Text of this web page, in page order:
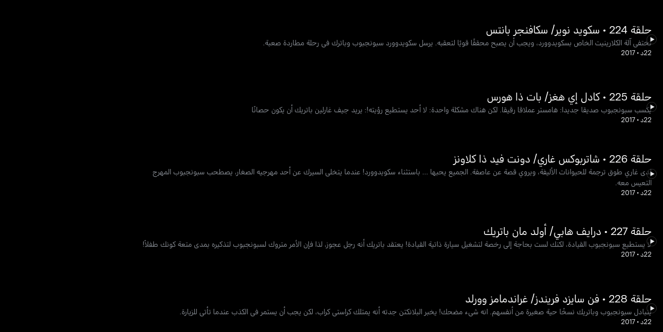
حلقة 224 • سكويد نوير/ سكافنجر بانتس
تختفي آلة الكلارينيت الخاص بسكويدوورد، ويجب أن يصبح محققًا قويًا لتعقبه. يرسل سكويدوورد سبونجبوب وباترك في رحلة مطاردة صعبة.
22د •
2017
حلقة 225 • كادل إي هغز/ بات ذا هورس
يكسب سبونجبوب صديقا جديدا: هامستر عملاقا رقيقا. لكن هناك مشكلة واحدة: لا أحد يستطيع رؤيته!: يريد جيف غارلين باتريك أن يكون حصانًا
22د •
2017
حلقة 226 • شاتربوكس غاري/ دونت فيد ذا كلاونز
لدى غاري طوق ترجمة للحيوانات الأليفة، ويروي قصة عن عاصفة. الجميع يحبها ... باستثناء سكويدوورد! عندما يتخلى السيرك عن أحد مهرجيه الصغار، يصطحب سبونجبوب المهرج
التعيس معه.
22د •
2017
حلقة 227 • درايف هابي/ أولد مان باتريك
لا يستطيع سبونجبوب القيادة، لكنك لست بحاجة إلى رخصة لتشغيل سيارة ذاتية القيادة! يعتقد باتريك أنه رجل عجوز، لذا فإن الأمر متروك لسبونجبوب لتذكيره بمدى متعة كونك طفلاً!
22د •
2017
حلقة 228 • فن سايزد فريندز/ غراندمامز وورلد
يتبادل سبونجبوب وباتريك نسخًا حية صغيرة من أنفسهم. انه شيء مضحك! يخبر البلانكتن جدته أنه يمتلك كراستي كراب، لكن يجب أن يستمر في الكذب عندما تأتي للزيارة.
22د •
2017